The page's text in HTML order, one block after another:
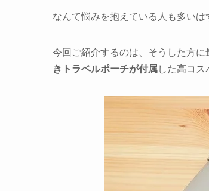
なんて悩みを抱えている人も多いは
今回ご紹介するのは、そうした方
きトラベルポーチが付属した高コス